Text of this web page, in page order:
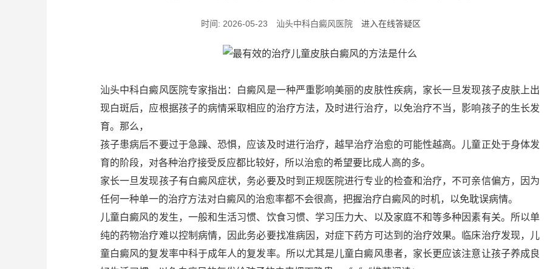
时间: 2026-05-23 汕头中科白癜风医院 进入在线答疑区
汕头中科白癜风医院专家指出：白癜风是一种严重影响美丽的皮肤性疾病，家长一旦发现孩子皮肤上出
现白斑后，应根据孩子的病情采取相应的治疗方法，及时进行治疗，以免治疗不当，影响孩子的生长发
育。那么，
孩子患病后不要过于急躁、恐惧，应该及时进行治疗，越早治疗治愈的可能性越高。儿童正处于身体发
育的阶段，对各种治疗接受反应都比较好，所以治愈的希望要比成人高的多。
家长一旦发现孩子有白癜风症状，务必要及时到正规医院进行专业的检查和治疗，不可亲信偏方，因为
任何一种单一的治疗方法对白癜风的治愈率都不会很高，把握治疗白癜风的时机，以免耽误病情。
儿童白癜风的发生，一般和生活习惯、饮食习惯、学习压力大、以及家庭不和等多种因素有关。所以单
纯的药物治疗难以控制病情，因此务必要找准病因，对症下药方可达到的治疗效果。临床治疗发现，儿
童白癜风的复发率中科于成年人的复发率。所以尤其是儿童白癜风患者，家长更应该注意让孩子养成良